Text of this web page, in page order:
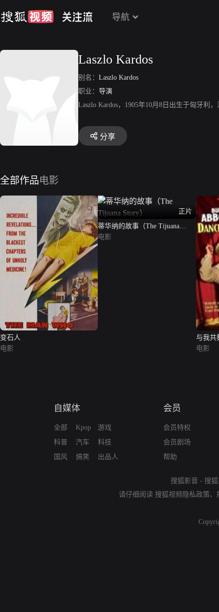
导航
Laszlo Kardos
别名： Laszlo Kardos
职业： 导演
Laszlo Kardos，1905年10月8日出生于匈牙利
分享
全部作品电影
变石人
电影
正片
蒂华纳的故事（The Tijuana
Story）
电影
与我共
电影
自媒体
全部
科普
国风
Kpop
汽车
搞笑
游戏
科技
出品人
会员
会员特权
会员剧场
帮助
搜狐影音 - 搜
请仔细阅读 搜狐视频隐私政策、